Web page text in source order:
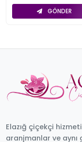
GÖNDER
Elazığ çiçekçi
aranjmanlar ve aynı